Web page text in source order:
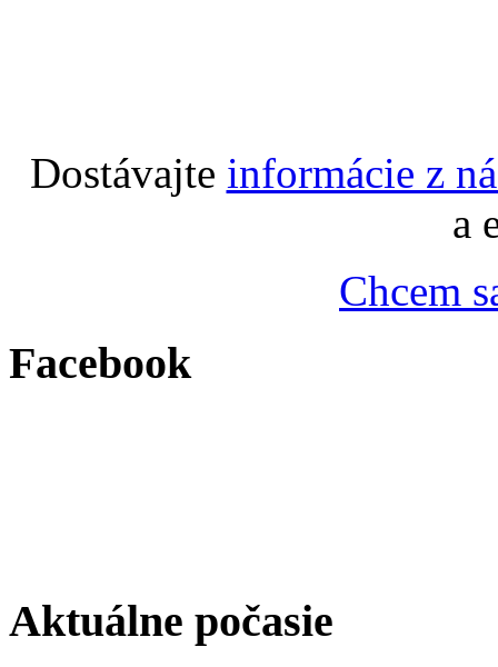
Dostávajte informácie z
a
Chcem
Facebook
Aktuálne počasie